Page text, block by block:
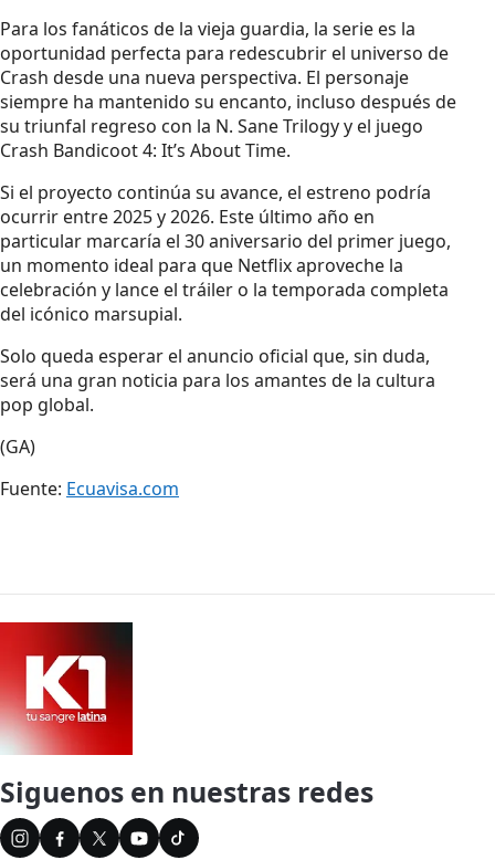
Para los fanáticos de la vieja guardia, la serie es la
oportunidad perfecta para redescubrir el universo de
Crash desde una nueva perspectiva. El personaje
siempre ha mantenido su encanto, incluso después de
su triunfal regreso con la N. Sane Trilogy y el juego
Crash Bandicoot 4: It’s About Time.
Si el proyecto continúa su avance, el estreno podría
ocurrir entre 2025 y 2026. Este último año en
particular marcaría el 30 aniversario del primer juego,
un momento ideal para que Netflix aproveche la
celebración y lance el tráiler o la temporada completa
del icónico marsupial.
Solo queda esperar el anuncio oficial que, sin duda,
será una gran noticia para los amantes de la cultura
pop global.
(GA)
Fuente: Ecuavisa.com
Siguenos en nuestras redes